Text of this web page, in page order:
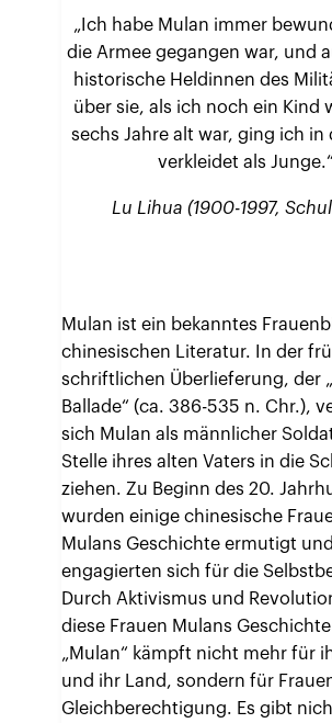
„Ich habe Mulan immer
die Armee gegangen war, und
historische Heldinnen des
über sie, als ich noch ein Kind
sechs Jahre alt war, ging ich in
verkleidet als Junge.“
Lu Lihua (1900-1997,
Mulan ist ein bekanntes
chinesischen Literatur. In der
schriftlichen Überlieferung, der
Ballade“ (ca. 386-535 n. Chr.),
sich Mulan als männlicher
Stelle ihres alten Vaters in die
ziehen. Zu Beginn des 20.
wurden einige chinesische
Mulans Geschichte ermutigt und
engagierten sich für die
Durch Aktivismus und
diese Frauen Mulans
„Mulan“ kämpft nicht mehr für
und ihr Land, sondern für
Gleichberechtigung. Es gibt